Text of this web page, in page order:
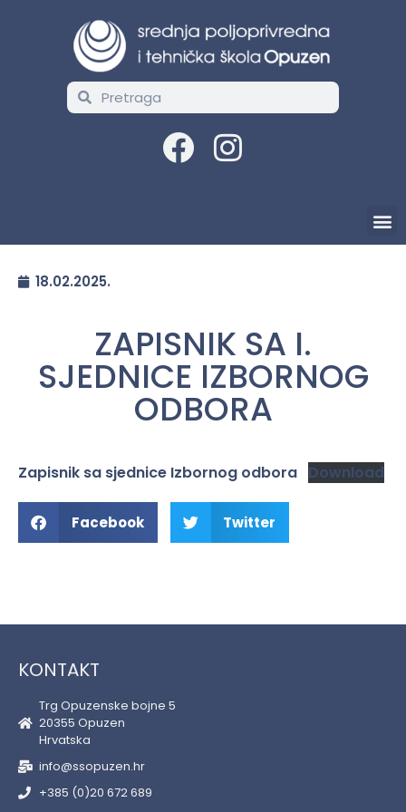
18.02.2025.
ZAPISNIK SA I.
SJEDNICE IZBORNOG
ODBORA
Zapisnik sa sjednice Izbornog odbora Download
Facebook Twitter
KONTAKT
Trg Opuzenske bojne 5
20355 Opuzen
Hrvatska
info@ssopuzen.hr
+385 (0)20 672 689